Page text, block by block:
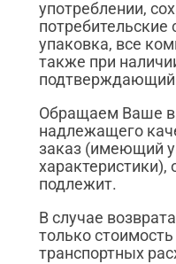
употреблении,
потребительские
упаковка, все
также при
подтверждающий
Обращаем Ваше
надлежащего
заказ (имеющий
характеристики),
подлежит.
В случае
только
транспортных